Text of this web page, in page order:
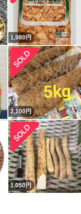
1,980円
2,100円
1,050円